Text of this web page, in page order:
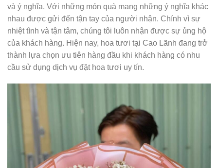
và ý nghĩa. Với những món quà mang những ý nghĩa khác
nhau được gửi đến tận tay của người nhận. Chính vì sự
nhiệt tình và tận tâm, chúng tôi luôn nhận được sự ủng hộ
của khách hàng. Hiện nay, hoa tươi tại Cao Lãnh đang trở
thành lựa chọn ưu tiên hàng đầu khi khách hàng có nhu
cầu sử dụng dịch vụ đặt hoa tươi uy tín.